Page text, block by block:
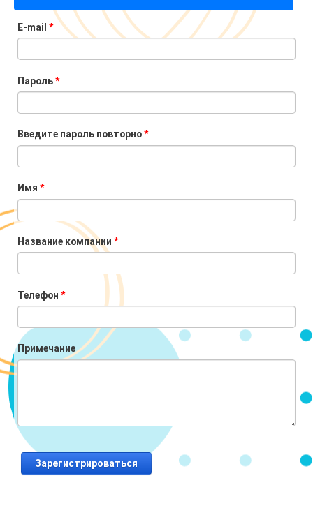
E-mail*
Пароль*
Введите пароль повторно*
Имя*
Название компании*
Телефон*
Примечание